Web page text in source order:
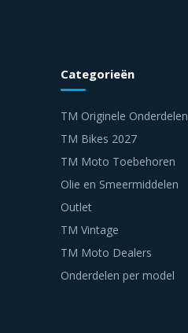
Categorieën
TM Originele Onderdelen
TM Bikes 2027
TM Moto Toebehoren
Olie en Smeermiddelen
Outlet
TM Vintage
TM Moto Dealers
Onderdelen per model